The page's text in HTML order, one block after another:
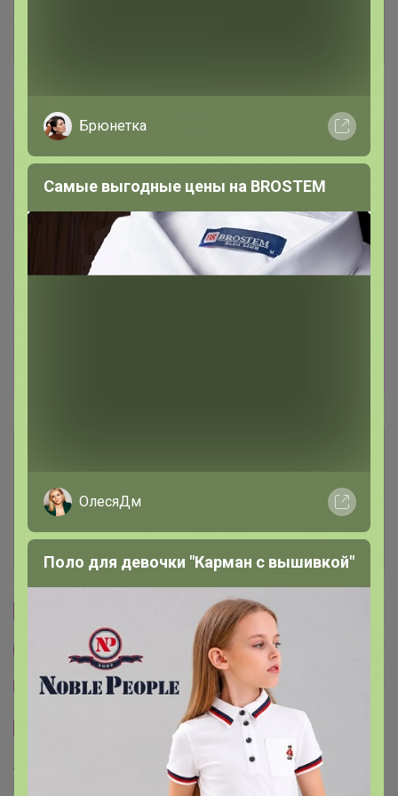
Новости
Товары из других разделов здесь
ok.ru/purchase/listВсе заказы будут
объединены в одну закупку. -----------------------
Можно выбирать на сайтеwww.sima-land.ru
Хотелки, что открыть пишите в телеграмм
web.telegram.org/k/или в теме,
Ключевые даты
История проведённых выкупов
Другие СП организатора Джилка
Тема отзывов
Торговые марки
Брюнетка
Самые выгодные цены на BROSTEM
ОлесяДм
Поло для девочки "Карман с вышивкой"